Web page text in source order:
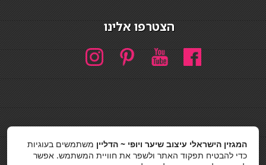
הצטרפו אלינו
חיפוש
חיפושהמגזין הישראלי עיצוב שיער ויופי ~ הדליין משתמשים בעוגיות
כדי להבטיח תפקוד האתר ולשפר את חוויית המשתמש. אפשר